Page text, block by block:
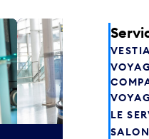
LE